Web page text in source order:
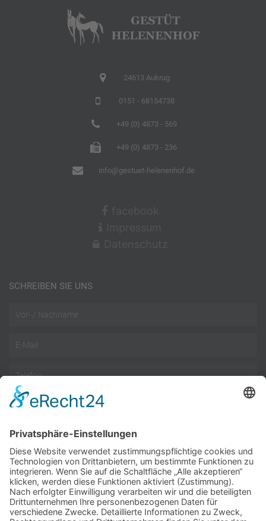
24613 Aukrug
0151 - 68154738
+49 (0) 4873 - 569
+49 (0) 4873 - 236
info@gestuet-helenenhof.de
SCHREIBEN SIE UNS
Email
Telefon
Nachricht
Datenschutz
Datenschutzbestimmungenakzeptieren
Wir benötigen Ihre Zustimmung, um den reCAPTCHA-
Service zu laden!
Wir verwenden reCAPTCHA, um Ihre eingegebenen